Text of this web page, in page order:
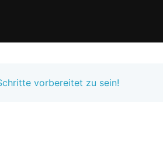
vorbereitet zu sein!